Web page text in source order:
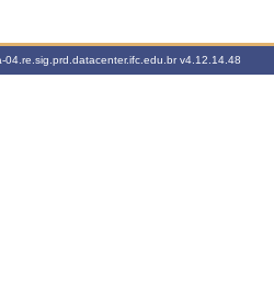
04.re.sig.prd.datacenter.ifc.edu.brv4.12.14.48